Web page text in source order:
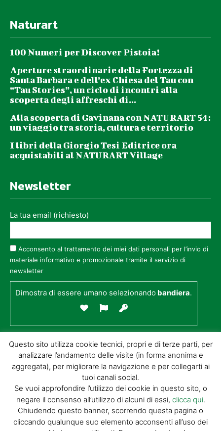
Naturart
100 Numeri per Discover Pistoia!
Aperture straordinarie della Fortezza di
Santa Barbara e dell’ex Chiesa del Tau con
“Tau Stories”, un ciclo di incontri alla
scoperta degli affreschi di...
Alla scoperta di Gavinana con NATURART 54:
un viaggio tra storia, cultura e territorio
I libri della Giorgio Tesi Editrice ora
acquistabili al NATURART Village
Newsletter
La tua email (richiesto)
Acconsento al trattamento dei miei dati personali per l’invio di
materiale informativo e promozionale tramite il servizio di
newsletter
Dimostra di essere umano selezionando bandiera.
© GIORGIO TESI EDITRICE S.R.L. | P.IVA
01732650476 | VIA DI BADIA 14 – 51100 LOC.
BOTTEGONE (PISTOIA) |POWERED BY
Questo sito utilizza cookie tecnici, propri e di terze parti, per
analizzare l’andamento delle visite (in forma anonima e
aggregata), per migliorare la navigazione e per collegarti ai
tuoi canali social.
Se vuoi approfondire l’utilizzo dei cookie in questo sito, o
negare il consenso all’utilizzo di alcuni di essi, clicca qui.
Chiudendo questo banner, scorrendo questa pagina o
cliccando qualunque suo elemento acconsenti all’uso dei